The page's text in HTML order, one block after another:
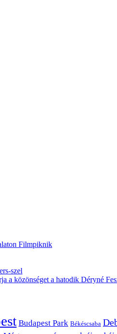
Filmpiknik
szel
a közönséget a hatodik Déryné
Budapest Park Békéscsaba